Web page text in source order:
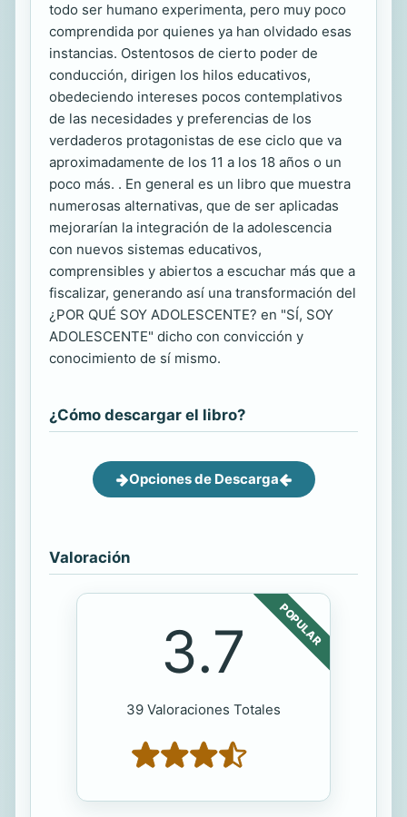
todo ser humano experimenta, pero muy poco
comprendida por quienes ya han olvidado esas
instancias. Ostentosos de cierto poder de
conducción, dirigen los hilos educativos,
obedeciendo intereses pocos contemplativos
de las necesidades y preferencias de los
verdaderos protagonistas de ese ciclo que va
aproximadamente de los 11 a los 18 años o un
poco más. . En general es un libro que muestra
numerosas alternativas, que de ser aplicadas
mejorarían la integración de la adolescencia
con nuevos sistemas educativos,
comprensibles y abiertos a escuchar más que a
fiscalizar, generando así una transformación del
¿POR QUÉ SOY ADOLESCENTE? en "SÍ, SOY
ADOLESCENTE" dicho con convicción y
conocimiento de sí mismo.
¿Cómo descargar el libro?
Opciones de Descarga
Valoración
POPULAR
3.7
39 Valoraciones Totales